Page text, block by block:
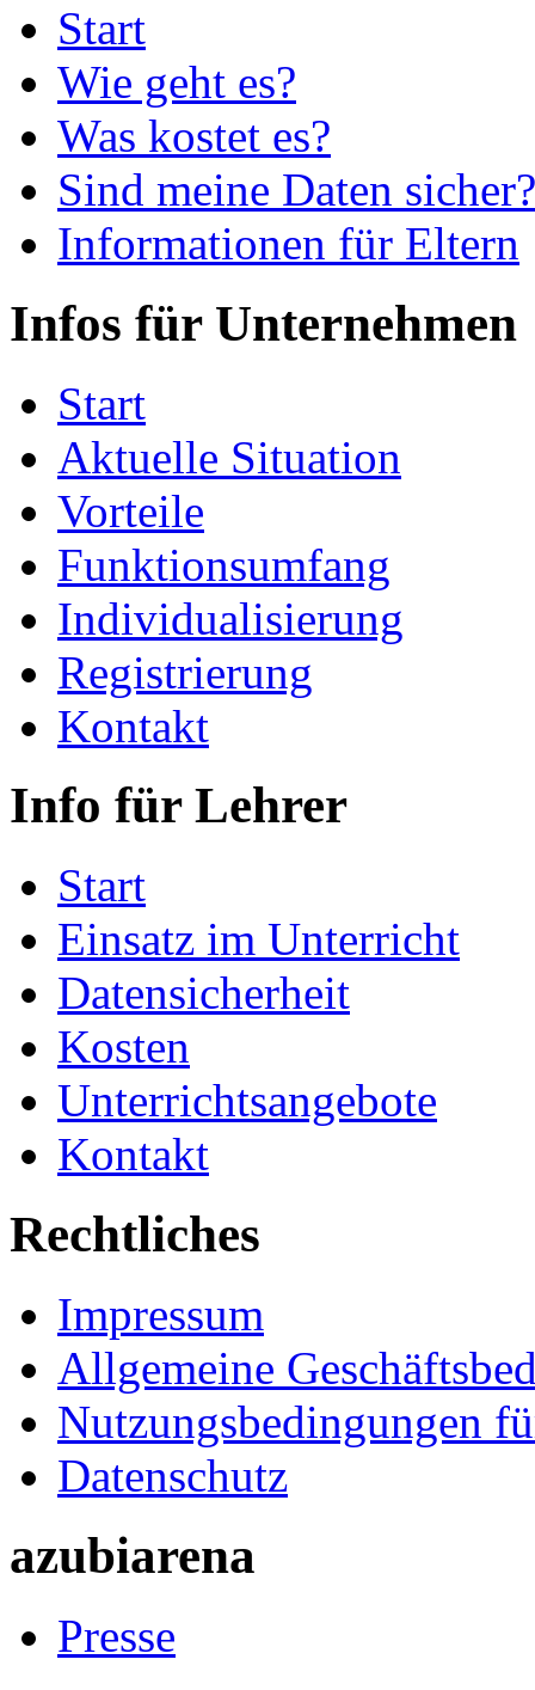
Start
Wie geht es?
Was kostet es?
Sind meine Daten sicher?
Informationen für Eltern
Infos für Unternehmen
Start
Aktuelle Situation
Vorteile
Funktionsumfang
Individualisierung
Registrierung
Kontakt
Info für Lehrer
Start
Einsatz im Unterricht
Datensicherheit
Kosten
Unterrichtsangebote
Kontakt
Rechtliches
Impressum
Allgemeine
Nutzungsbedingungen
Datenschutz
azubiarena
Presse